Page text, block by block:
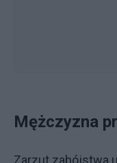
Mężczyzna
Zarzut zabójstwa